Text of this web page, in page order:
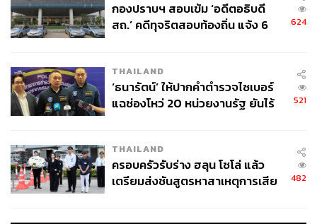
อย่างไรก็ตาม ท่าทีใหม่ของอัลต์แมนอาจทำให้เขากลายเป็น
เสียงส่วนน้อยในกลุ่มผู้นำอุตสาหกรรม เพราะ ดาริโอ อาโม
เดอิ ซีอีโอของ Anthropic เคยกล่าวเมื่อปีก่อนว่า งานออฟฟิศ
และอัตราว่างงานอาจพุ่งสูงถึง 10-20% ขณะที่ซีอีโอของ
Booking Holdings ระบุว่างานบริการลูกค้าในบริษัทเริ่มถูก
แทนที่ด้วย AI แล้ว เปรียบเหมือน ‘บันไดขั้นแรก’ ของการ
ทั้งนี้ปฏิเสธไม่ได้ว่าขณะนี้มีการปลดพนักงานหลายพัน
ตำแหน่งจากการมุ่งสู่ AI โดยเฉพาะในบริษัทเทคโนโลยี ทั้ง
Meta ที่ปลดราว 8,000 ตำแหน่ง หรือราว 10% ของพนักงาน
กองปราบฯ สอบเข้ม ‘อดีตอธิบดี
สถ.’ คดีทุจริตสอบท้องถิ่น แจ้ง 6
624
THAILAND
‘ธนารัตน์’ ให้ปากคำตำรวจไซเบอร์
แฉช่องโหว่ 20 หน่วยงานรัฐ ยันไร้
521
THAILAND
ครอบครัวรับร่าง ฮลุน โซโล่ แล้ว
เตรียมส่งชันสูตรหาสาเหตุการเสีย
482